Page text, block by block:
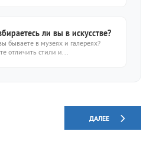
ли вы в искусстве?
бываете в музеях и галереях?
отличить стили и...
ДАЛЕЕ